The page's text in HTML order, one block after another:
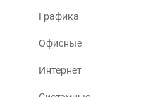
Графика
Офисные
Интернет